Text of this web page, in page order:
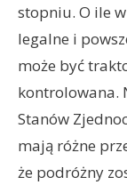
stopniu. O ile
legalne i
może być
kontrolowana.
Stanów
mają różne
że podróżny